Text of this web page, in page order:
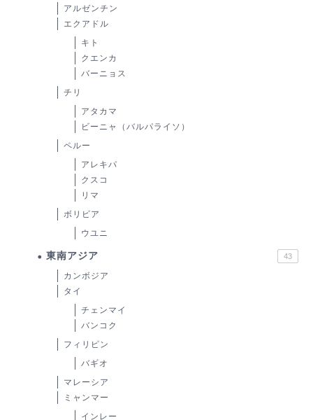
アルゼンチン
エクアドル
キト
クエンカ
バーニョス
チリ
アタカマ
ビーニャ（バルパライソ）
ペルー
アレキパ
クスコ
リマ
ボリビア
ウユニ
東南アジア 43
カンボジア
タイ
チェンマイ
バンコク
フィリピン
バギオ
マレーシア
ミャンマー
インレー